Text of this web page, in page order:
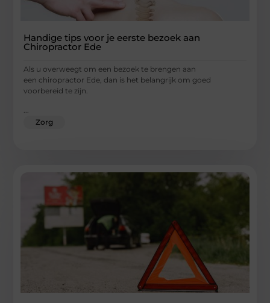
Handige tips voor je eerste bezoek aan
Chiropractor Ede
Als u overweegt om een bezoek te brengen aan
een chiropractor Ede, dan is het belangrijk om goed
voorbereid te zijn.
...
Zorg